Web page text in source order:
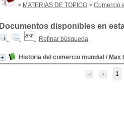
> MATERIAS DE TOPICO > Comercio
Documentos disponibles en
Refinar búsqueda
Historia del comercio mundial / Max
1